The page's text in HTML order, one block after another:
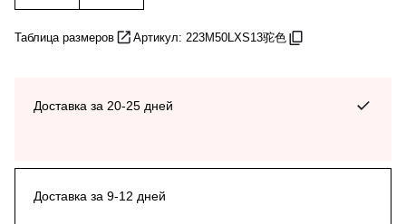
Таблица размеров Артикул: 223M50LXS13驼色
Доставка за 20-25 дней
Доставка за 9-12 дней